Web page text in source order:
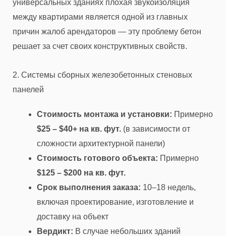
универсальных зданиях плохая звукоизоляция
между квартирами является одной из главных
причин жалоб арендаторов — эту проблему бетон
решает за счет своих конструктивных свойств.
2. Системы сборных железобетонных стеновых
панелей
Стоимость монтажа и установки: Примерно
$25 – $40+ на кв. фут. (в зависимости от
сложности архитектурной панели)
Стоимость готового объекта: Примерно
$125 – $200 на кв. фут.
Срок выполнения заказа: 10–18 недель,
включая проектирование, изготовление и
доставку на объект
Вердикт: В случае небольших зданий